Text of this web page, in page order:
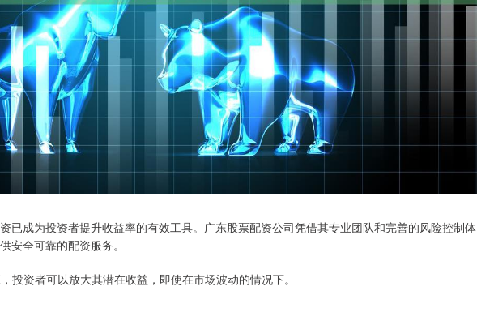
已成为投资者提升收益率的有效工具。广东股票配资公司凭借其专业团队和完善的风险控制体
安全可靠的配资服务。
投资者可以放大其潜在收益，即使在市场波动的情况下。